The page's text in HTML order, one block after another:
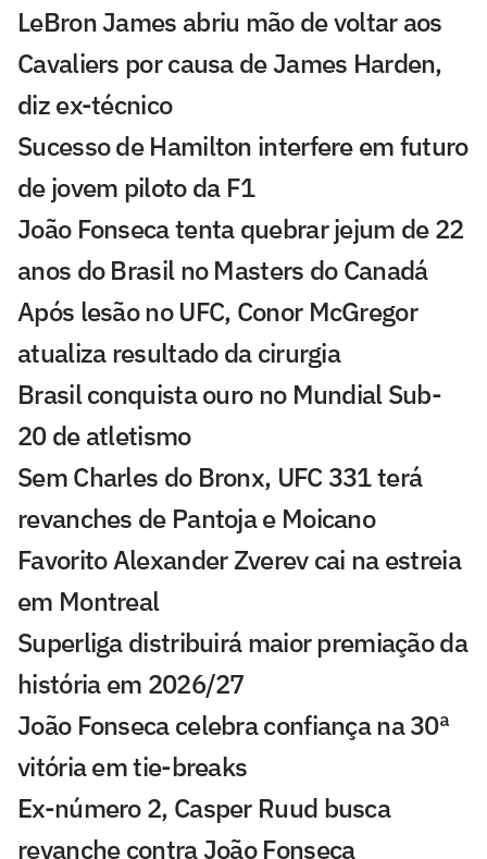
LeBron James abriu mão de voltar aos
Cavaliers por causa de James Harden,
diz ex-técnico
Sucesso de Hamilton interfere em futuro
de jovem piloto da F1
João Fonseca tenta quebrar jejum de 22
anos do Brasil no Masters do Canadá
Após lesão no UFC, Conor McGregor
atualiza resultado da cirurgia
Brasil conquista ouro no Mundial Sub-
20 de atletismo
Sem Charles do Bronx, UFC 331 terá
revanches de Pantoja e Moicano
Favorito Alexander Zverev cai na estreia
em Montreal
Superliga distribuirá maior premiação da
história em 2026/27
João Fonseca celebra confiança na 30ª
vitória em tie-breaks
Ex-número 2, Casper Ruud busca
revanche contra João Fonseca